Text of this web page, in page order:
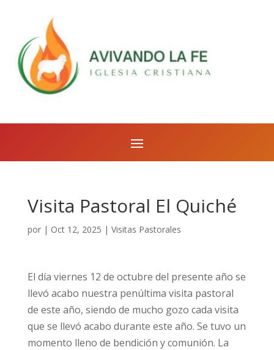
Visita Pastoral El Quiché
por | Oct 12, 2025 | Visitas Pastorales
El día viernes 12 de octubre del presente año se
llevó acabo nuestra penúltima visita pastoral
de este año, siendo de mucho gozo cada visita
que se llevó acabo durante este año. Se tuvo un
momento lleno de bendición y comunión. La